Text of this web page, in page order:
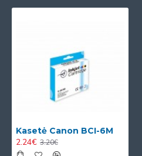
Kasetė Canon BCI-6M
2.24€ 3.20€